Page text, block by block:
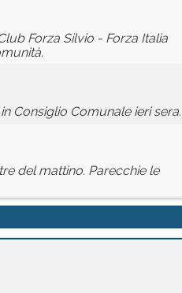
Forza Silvio - Forza Italia
Consiglio Comunale ieri sera.
del mattino. Parecchie le